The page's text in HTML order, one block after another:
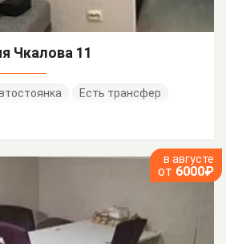
Чкалова 11
Есть трансфер
в августе
от 6000₽